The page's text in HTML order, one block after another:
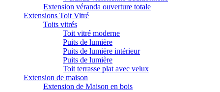
Extension véranda ouverture totale
Extensions Toit Vitré
Toits vitrés
Toit vitré moderne
Puits de lumière
Puits de lumière intérieur
Puits de lumière
Toit terrasse plat avec velux
Extension de maison
Extension de Maison en bois